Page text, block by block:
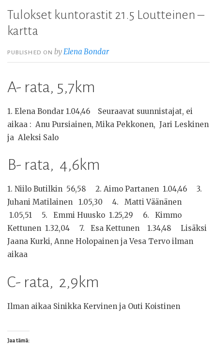
Tulokset kuntorastit 21.5 Loutteinen –
kartta
PUBLISHED ONbyElena Bondar
A- rata, 5,7km
1. Elena Bondar 1.04,46 Seuraavat suunnistajat, ei
aikaa : Anu Pursiainen, Mika Pekkonen, Jari Leskinen
ja Aleksi Salo
B- rata, 4,6km
1. Niilo Butilkin 56,58 2. Aimo Partanen 1.04,46 3.
Juhani Matilainen 1.05,30 4. Matti Väänänen
1.05,51 5. Emmi Huusko 1.25,29 6. Kimmo
Kettunen 1.32,04 7. Esa Kettunen 1.34,48 Lisäksi
Jaana Kurki, Anne Holopainen ja Vesa Tervo ilman
aikaa
C- rata, 2,9km
Ilman aikaa Sinikka Kervinen ja Outi Koistinen
Jaa tämä: